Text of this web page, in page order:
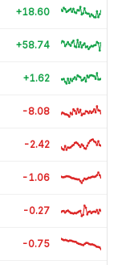
+18.60
+58.74
+1.62
-8.08
-2.42
-1.06
-0.27
-0.75